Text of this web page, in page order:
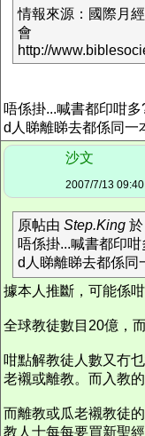
情報來源：國際月
會
http://
唔係掛...喊書都印咁多
d人睇離睇去都係同一
沙文
2007/7/13 09:40
原帖由 Step.King
唔係掛...喊書都印咁
d人睇離睇去都係同
據本人推斷，可能係咁
全球教徒數目20億，
咁點解教徒人數又冇
老襯或離教。而入教
而離教或瓜老襯教徒
教人士每每要買新聖